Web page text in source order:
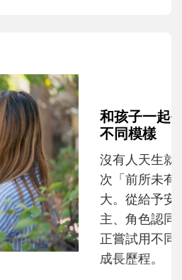
那個男人│讀懂父親的